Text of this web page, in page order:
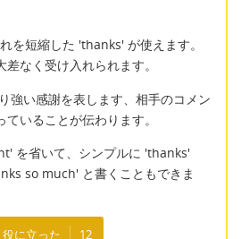
を短縮した 'thanks' が使えます。
なく受け入れられます。
強い感謝を表します、相手のコメン
いることが伝わります。
を省いて、シンプルに 'thanks'
so much' と書くこともできま
役に立った 12